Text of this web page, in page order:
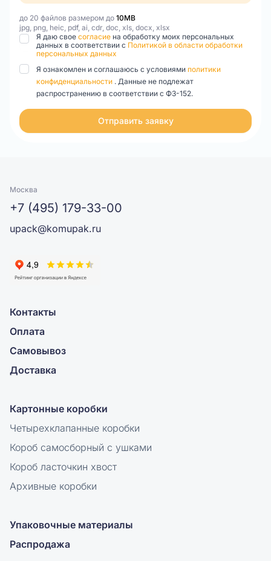
до 20 файлов размером до 10MB
jpg, png, heic, pdf, ai, cdr, doc, xls, docx, xlsx
Я даю свое согласие на обработку моих персональных
данных в соответствии с Политикой в области обработки
персональных данных
Я ознакомлен и соглашаюсь с условиями политики
конфиденциальности . Данные не подлежат
распространению в соответствии с ФЗ-152.
Отправить заявку
Москва
+7 (495) 179-33-00
upack@komupak.ru
Контакты
Оплата
Самовывоз
Доставка
Картонные коробки
Четырехклапанные коробки
Короб самосборный с ушками
Короб ласточкин хвост
Архивные коробки
Упаковочные материалы
Распродажа